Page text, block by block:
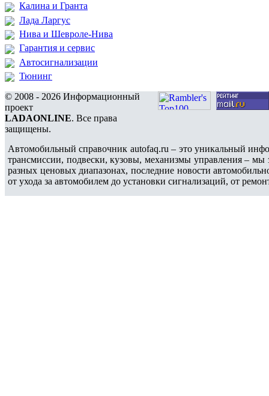
Калина и Гранта
Лада Ларгус
Нива и Шевроле-Нива
Гарантия и сервис
Автосигнализации
Тюнинг
© 2008 - 2026 Информационный
проект
LADAONLINE. Все права
защищены.
Автомобильный справочник autofaq.ru – это уникальный
трансмиссии, подвески, кузовы, механизмы управления –
разных ценовых диапазонах, последние новости
от ухода за автомобилем до установки сигнализаций, от